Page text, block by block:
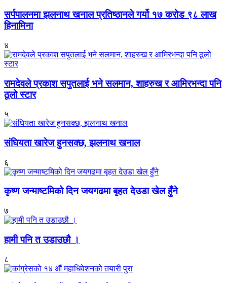
सर्पपालनमा झलनाथ खनाल प्रतिष्ठानले गर्यो १७ करोड ९८ लाख
हिनामिना
४
रामदेवले प्रकाश सपुतलाई भने सलमान, शाहरुख र आमिरभन्दा पनि
ठूलो स्टार
५
संघियता खारेज हुनसक्छ, झलनाथ खनाल
६
कृष्ण जन्माष्टमिको दिन जयगढमा बृहत देउडा खेल हुँने
७
हामी पनि त उडाउछौ ।
८